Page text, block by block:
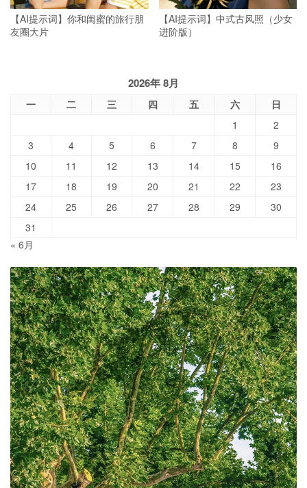
【AI提示词】你和闺蜜的旅行朋
友圈大片
【AI提示词】中式古风照（少女
进阶版）
2026年 8月
一 二 三 四 五 六
日
1
2
3
4 5 6 7 8
9
10
11 12 13 14 15
16
17
18 19 20 21 22
23
24
25 26 27 28 29
30
31
« 6月